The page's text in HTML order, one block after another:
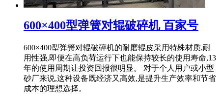
600×400型弹簧对辊破碎机 百家号
600×400型弹簧对辊破碎机的耐磨辊皮采用特殊材质,耐
用性强,即便在高负荷运行下也能保持较长的使用寿命,13
年的使用周期让投资回报很明显。 对于个人用户或小型
砂厂来说,这种设备既经济又高效,是提升生产效率和节省
成本的理想选择。